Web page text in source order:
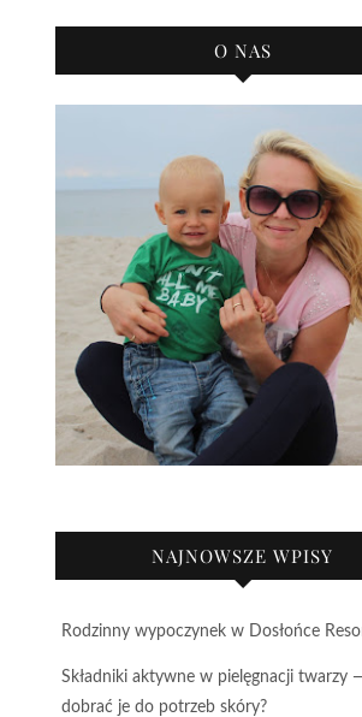
O NAS
NAJNOWSZE WPISY
Rodzinny wypoczynek w Dosłońce
Składniki aktywne w pielęgnacji twarzy
dobrać je do potrzeb skóry?